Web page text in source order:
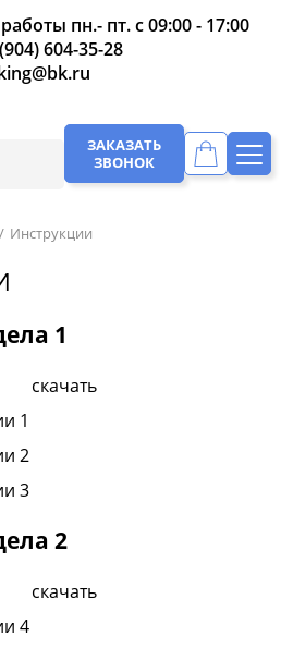
пн.- пт. с 09:00 - 17:00
604-35-28
ЗАКАЗАТЬ
ЗВОНОК
Инструкции
1
скачать
1
2
3
2
скачать
4